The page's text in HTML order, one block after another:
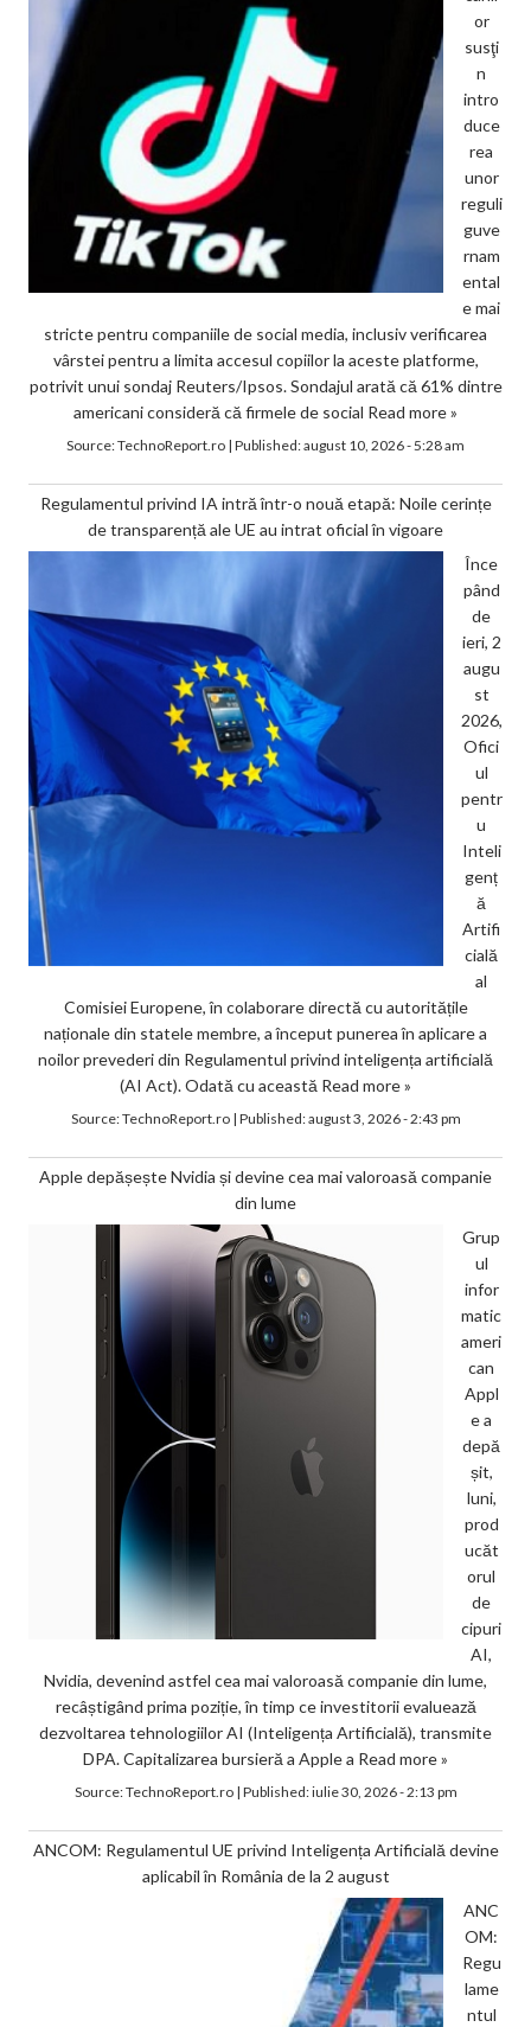
or
susţi
n
intro
duce
rea
unor
reguli
guve
rnam
ental
e mai
stricte pentru companiile de social media, inclusiv verificarea
vârstei pentru a limita accesul copiilor la aceste platforme,
potrivit unui sondaj Reuters/Ipsos. Sondajul arată că 61% dintre
americani consideră că firmele de social Read more »
Source:TechnoReport.ro | Published:august 10, 2026 - 5:28 am
Regulamentul privind IA intră într-o nouă etapă: Noile cerințe
de transparență ale UE au intrat oficial în vigoare
Înce
pând
de
ieri, 2
augu
st
2026,
Ofici
ul
pentr
u
Inteli
genț
ă
Artifi
cială
al
Comisiei Europene, în colaborare directă cu autoritățile
naționale din statele membre, a început punerea în aplicare a
noilor prevederi din Regulamentul privind inteligența artificială
(AI Act). Odată cu această Read more »
Source:TechnoReport.ro| Published:august 3, 2026 - 2:43 pm
Apple depășește Nvidia și devine cea mai valoroasă companie
din lume
Grup
ul
infor
matic
ameri
can
Appl
e a
depă
șit,
luni,
prod
ucăt
orul
de
cipuri
AI,
Nvidia, devenind astfel cea mai valoroasă companie din lume,
recâștigând prima poziție, în timp ce investitorii evaluează
dezvoltarea tehnologiilor AI (Inteligența Artificială), transmite
DPA. Capitalizarea bursieră a Apple a Read more »
Source:TechnoReport.ro| Published:iulie 30, 2026 - 2:13 pm
ANCOM: Regulamentul UE privind Inteligența Artificială devine
aplicabil în România de la 2 august
ANC
OM:
Regu
lame
ntul